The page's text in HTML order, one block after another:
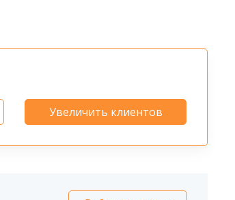
Увеличить клиентов